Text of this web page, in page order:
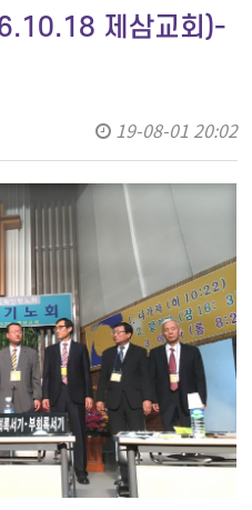
제삼교회)-
19-08-01 20:02